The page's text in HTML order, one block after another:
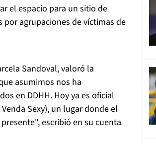
el espacio para un sitio de
agrupaciones de víctimas de
Sandoval, valoró la
asumimos nos ha
en DDHH. Hoy ya es oficial
Venda Sexy), un lugar donde el
escribió en su cuenta